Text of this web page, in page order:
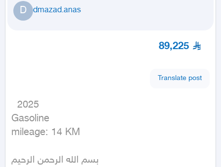
D dmazad.anas
89,225
Translate post
Gasoline
mileage: 14 KM
بسم الله الرحمن الرحيم